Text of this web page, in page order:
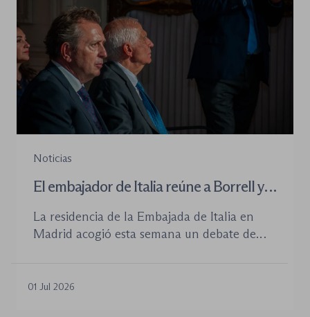
Noticias
El embajador de Italia reúne a Borrell y
derecho
La residencia de la Embajada de Italia en
Madrid acogió esta semana un debate de
las democracias liberales para preservar el
01 Jul 2026